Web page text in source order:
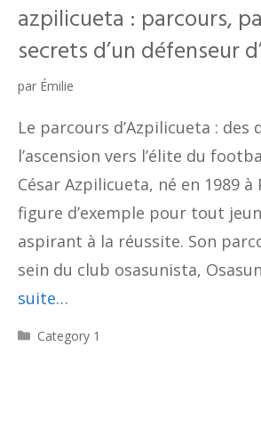
azpilicueta : parcours,
secrets d’un défenseur
par Émilie
Le parcours d’Azpilicueta : des
l’ascension vers l’élite du
César Azpilicueta, né en 1989
figure d’exemple pour tout
aspirant à la réussite. Son
sein du club osasunista,
suite…
Catégories
Category 1